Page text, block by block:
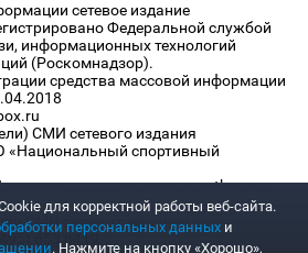
сетевое издание
Федеральной службой
информационных технологий
(Роскомнадзор).
средства массовой информации
СМИ сетевого издания
«Национальный спортивный
издания «www.sportbox.ru»:
СМИ сетевого издания
653 8419
для корректной работы веб-сайта.
персональных данных и
. Нажмите на кнопку «Хорошо»,